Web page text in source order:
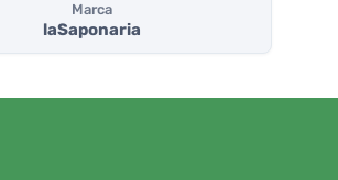
Marca
laSaponaria